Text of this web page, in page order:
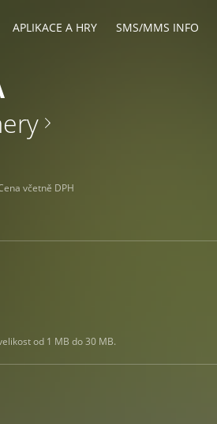
APLIKACE A HRY SMS/MMS INFO
včetně DPH
od 1 MB do 30 MB.